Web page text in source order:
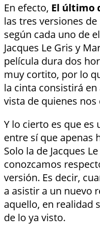
En efecto, El último
las tres versiones
según cada uno de
Jacques Le Gris y
película dura dos
muy cortito, por lo
la cinta consistirá
vista de quienes
Y lo cierto es que es
entre sí que apenas
Solo la de Jacques
conozcamos
versión. Es decir,
a asistir a un nuevo
aquello, en realidad
de lo ya visto.